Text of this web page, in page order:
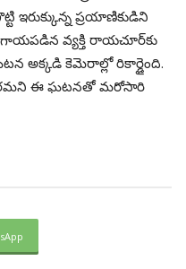
ప్రయాణికుడిని
గాయపడిన వ్యక్తి రాయచూర్‌కు
అక్కడి కెమెరాల్లో రికార్డైంది.
ఈ ఘటనతో మరోసారి